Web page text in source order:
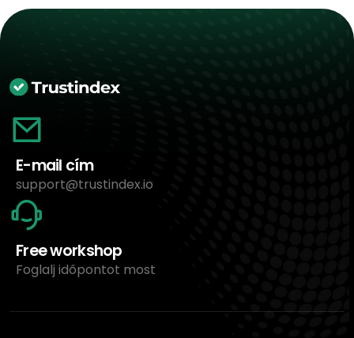
E-mail cím
support@trustindex.io
Free workshop
Foglalj időpontot most